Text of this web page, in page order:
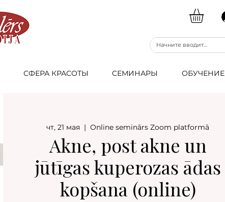
СФЕРА КРАСОТЫ CЕМИНАРЫ ОБУЧЕНИЕ
чт, 21 мая
  |
Online seminārs Zoom platformā
Akne, post akne un
jūtīgas kuperozas ādas
kopšana (online)